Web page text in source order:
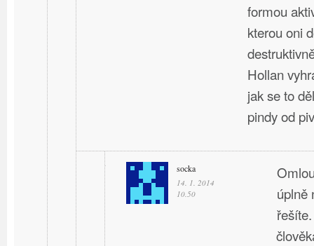
formou
kterou oni
Hollan
jak se to
pindy od
socka
14. 1. 2014
10.50
úplně